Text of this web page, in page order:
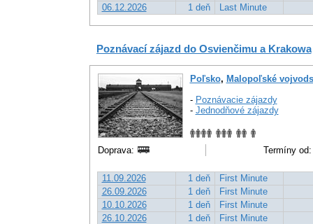
06.12.2026
1 deň Last Minute
Poznávací zájazd do Osvienčimu a Krakowa
Poľsko, Malopoľské
- Poznávacie zájazdy
- Jednodňové zájazdy
Doprava: Termíny
11.09.2026 1 deň
First Minute
26.09.2026
1 deň
First Minute
10.10.2026
1 deň
First Minute
26.10.2026
1 deň
First Minute